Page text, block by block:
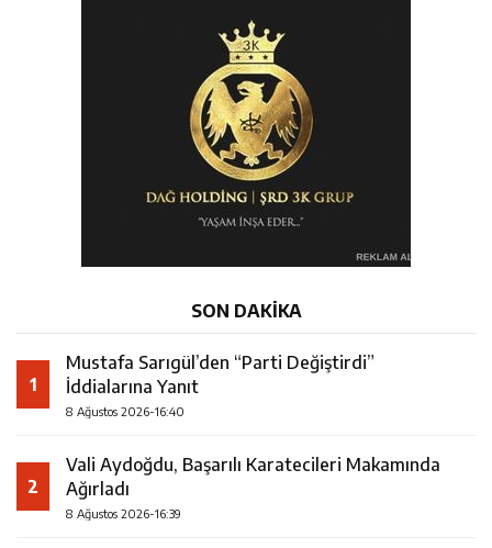
SON DAKİKA
1
Mustafa Sarıgül’den “Parti Değiştirdi”
İddialarına Yanıt
8 Ağustos 2026-16:40
2
Vali Aydoğdu, Başarılı Karatecileri Makamında
Ağırladı
8 Ağustos 2026-16:39